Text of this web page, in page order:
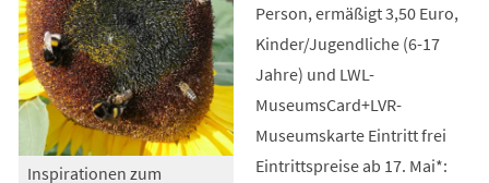
Inspirationen zum
Person, ermäßigt 3,50 Euro,
Kinder/Jugendliche (6-17
Jahre) und LWL-
MuseumsCard+LVR-
Museumskarte Eintritt frei
Eintrittspreise ab 17. Mai*: